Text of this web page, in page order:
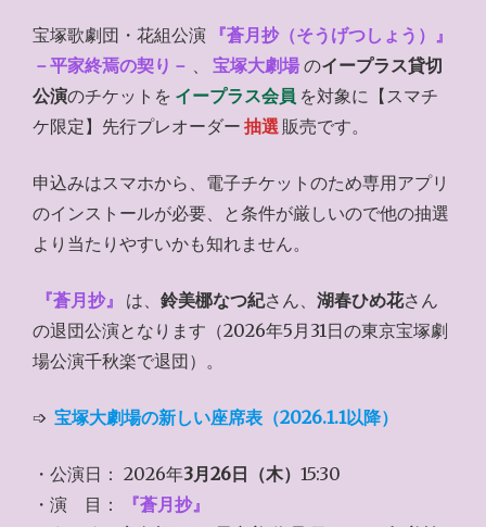
宝塚歌劇団・花組公演 『蒼月抄（そうげつしょう）』
－平家終焉の契り－ 、 宝塚大劇場 のイープラス貸切
公演のチケットを イープラス会員 を対象に【スマチ
ケ限定】先行プレオーダー 抽選 販売です。
申込みはスマホから、電子チケットのため専用アプリ
のインストールが必要、と条件が厳しいので他の抽選
より当たりやすいかも知れません。
『蒼月抄』 は、鈴美梛なつ紀さん、湖春ひめ花さん
の退団公演となります（2026年5月31日の東京宝塚劇
場公演千秋楽で退団）。
➩ 宝塚大劇場の新しい座席表（2026.1.1以降）
・公演日： 2026年3月26日（木） 15:30
・演 目：
『蒼月抄』